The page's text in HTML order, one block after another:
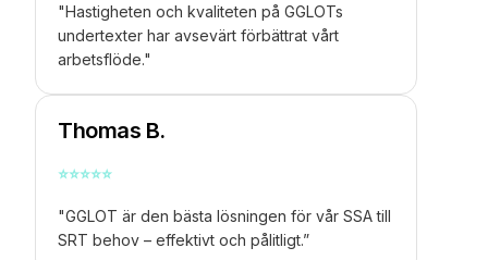
"Hastigheten och kvaliteten på GGLOTs
undertexter har avsevärt förbättrat vårt
arbetsflöde."
Thomas B.
⭐⭐⭐⭐⭐
"GGLOT är den bästa lösningen för vårSSA till
SRT behov – effektivt och pålitligt.”